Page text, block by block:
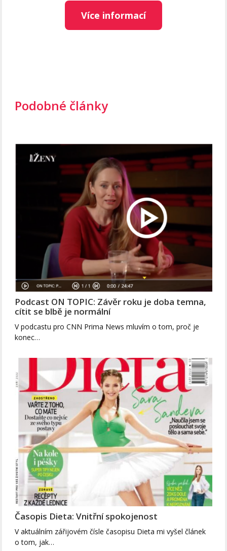
Více informací
Podobné články
Podcast ON TOPIC: Závěr roku je doba temna,
cítit se blbě je normální
V podcastu pro CNN Prima News mluvím o tom, proč je
konec…
Časopis Dieta: Vnitřní spokojenost
V aktuálním zářijovém čísle časopisu Dieta mi vyšel článek
o tom, jak…